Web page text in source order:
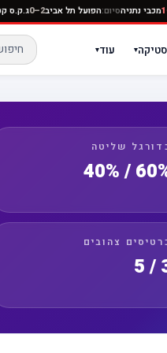
תקווה0–1 מכבי נתניהסיום:הפועל תל אביב2–0
▾ עוד▾
שליטה
60% /
צהובים
3